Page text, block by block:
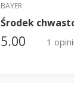
BAYER
Środek
5.00 1 opinii